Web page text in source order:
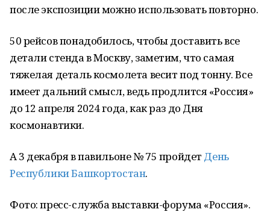
после экспозиции можно использовать повторно.
50 рейсов понадобилось, чтобы доставить все
детали стенда в Москву, заметим, что самая
тяжелая деталь космолета весит под тонну. Все
имеет дальний смысл, ведь продлится «Россия»
до 12 апреля 2024 года, как раз до Дня
космонавтики.
А 3 декабря в павильоне № 75 пройдет День
Республики Башкортостан.
Фото: пресс-служба выставки-форума «Россия».